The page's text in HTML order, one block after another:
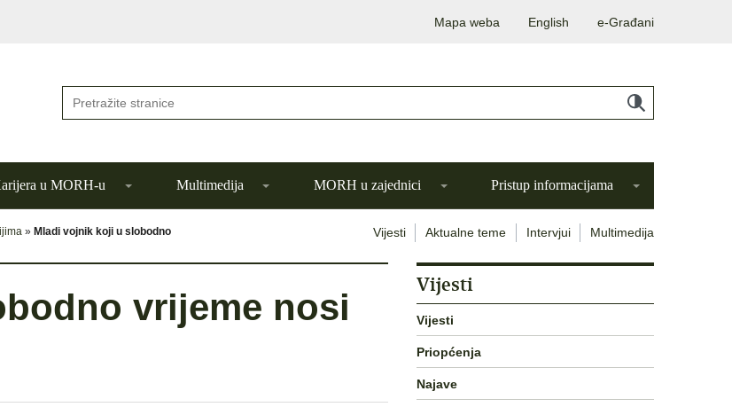
Mapa weba English e-Građani
u MORH-u Multimedija MORH u zajednici Pristup informacijama
» Mladi vojnik koji u slobodno
Vijesti Aktualne teme Intervjui Multimedija
vrijeme nosi
Vijesti
Vijesti
Priopćenja
Najave